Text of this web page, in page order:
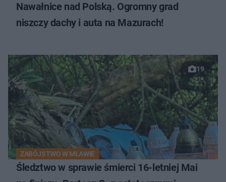
Nawałnice nad Polską. Ogromny grad
niszczy dachy i auta na Mazurach!
19
ZABÓJSTWO W MŁAWIE
Śledztwo w sprawie śmierci 16-letniej Mai